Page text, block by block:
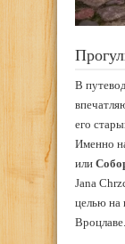
В
его
Именно
или
Jana
целью на
Вроцлаве.